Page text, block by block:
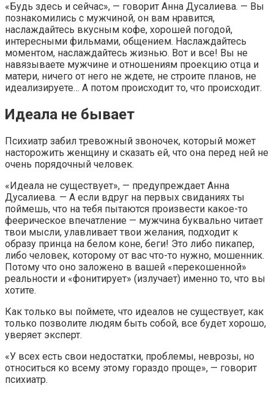
«Будь здесь и сейчас», — говорит Анна Дусалиева. — Вы
познакомились с мужчиной, он вам нравится,
наслаждайтесь вкусным кофе, хорошей погодой,
интересными фильмами, общением. Наслаждайтесь
моментом, наслаждайтесь жизнью. Вот и все! Вы не
навязываете мужчине и отношениям проекцию отца и
матери, ничего от него не ждете, не строите планов, не
идеализируете… А потом происходит то, что происходит.
Идеала не бывает
Психиатр забил тревожный звоночек, который может
насторожить женщину и сказать ей, что она перед ней не
очень порядочный человек.
«Идеала не существует», — предупреждает Анна
Дусалиева. — А если вдруг на первых свиданиях ты
поймешь, что на тебя пытаются произвести какое-то
феерическое впечатление — мужчина буквально читает
твои мысли, улавливает твои желания, подходит к
образу принца на белом коне, беги! Это либо пикапер,
либо человек, которому от вас что-то нужно, мошенник.
Потому что оно заложено в вашей «перекошенной»
реальности и «фонитирует» (излучает) именно то, что вы
хотите.
Как только вы поймете, что идеалов не существует, как
только позволите людям быть собой, все будет хорошо,
уверяет эксперт.
«У всех есть свои недостатки, проблемы, неврозы, но
относиться ко всему этому гораздо проще», — говорит
психиатр.